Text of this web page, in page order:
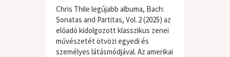
Chris Thile legújabb albuma, Bach:
Sonatas and Partitas, Vol. 2 (2025) az
előadó kidolgozott klasszikus zenei
művészetét ötvözi egyedi és
személyes látásmódjával. Az amerikai